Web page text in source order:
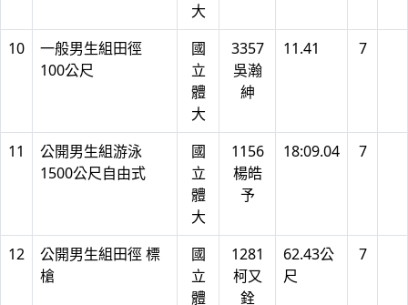
大
10
一般男生組田徑
100公尺
國
立
體
大
3357
吳瀚
紳
11.41 7
11
公開男生組游泳
1500公尺自由式
國
立
體
大
1156
楊皓
予
18:09.04 7
12
公開男生組田徑 標
槍
國
立
體
1281
柯又
銓
62.43公
尺
7